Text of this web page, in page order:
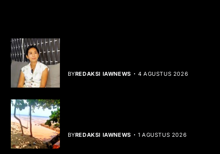
BYREDAKSI IAWNEWS 4 AGUSTUS 2026
BYREDAKSI IAWNEWS 1 AGUSTUS 2026